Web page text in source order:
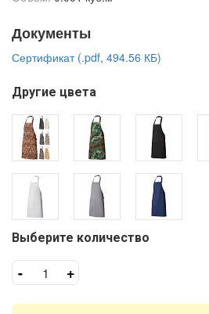
Документы
Сертификат (.pdf, 494.56 КБ)
Другие цвета
Выберите количество
- +